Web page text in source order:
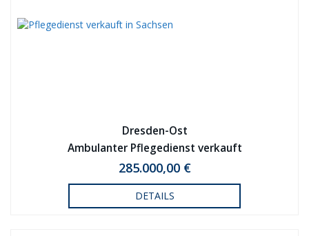
Dresden-Ost
Ambulanter Pflegedienst verkauft
285.000,00 €
DETAILS